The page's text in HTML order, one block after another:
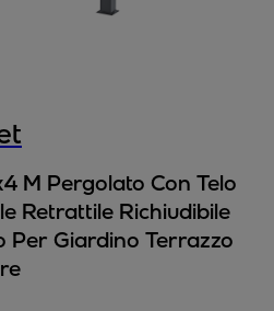
M Pergolato Con Telo
Retrattile Richiudibile
Per Giardino Terrazzo